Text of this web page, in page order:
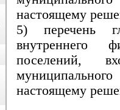
настоящему
5) перечень
внутреннего
поселений,
настоящему